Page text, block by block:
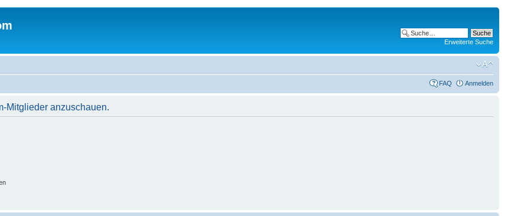
Erweiterte Suche
FAQ Anmelden
Mitglieder anzuschauen.